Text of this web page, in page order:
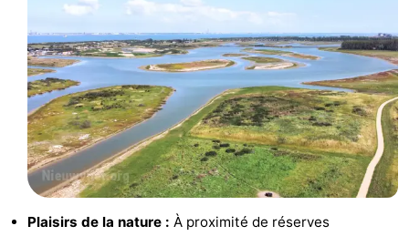
des
phoques
Glossopètre
Boire
manger
Événements
Pratiques
Forum
Plaisirs de la nature : À proximité de réserves